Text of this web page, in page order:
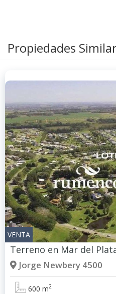
Propiedades
VENTA
Terreno en Mar del
Jorge Newbery 4500
600 m2